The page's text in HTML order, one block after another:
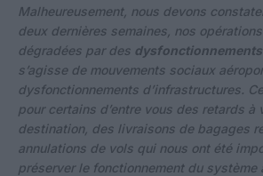
Malheureusement, nous devons
deux dernières semaines, nos
dégradées par des
s’agisse de mouvements sociaux
dysfonctionnements d’infrastructures.
pour certains d’entre vous des retards à
destination, des livraisons de bagages
annulations de vols qui nous ont été
préserver le fonctionnement du système